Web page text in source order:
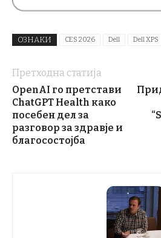
ОЗНАКИ CES 2026 Dell Dell XPS
Претходна статија
OpenAI го претстави
ChatGPT Health како
посебен дел за
разговор за здравје и
благосостојба